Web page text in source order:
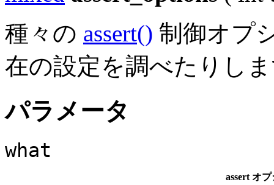
種々の assert() 制御オプ
在の設定を調べたりし
パラメータ
what
assert オ